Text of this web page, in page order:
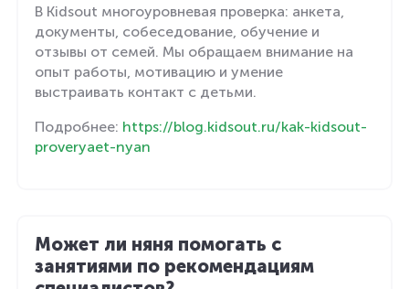
В Kidsout многоуровневая проверка: анкета,
документы, собеседование, обучение и
отзывы от семей. Мы обращаем внимание на
опыт работы, мотивацию и умение
выстраивать контакт с детьми.
Подробнее: https://blog.kidsout.ru/kak-kidsout-
proveryaet-nyan
Может ли няня помогать с
занятиями по рекомендациям